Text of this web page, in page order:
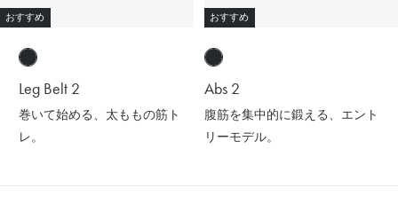
おすすめ
Leg Belt 2
巻いて始める、太ももの筋ト
レ。
おすすめ
Abs 2
腹筋を集中的に鍛える、エント
リーモデル。